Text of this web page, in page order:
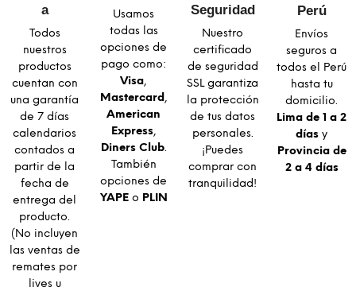
a​
Todos
nuestros
productos
cuentan con
una garantía
de 7 días
calendarios
contados a
partir de la
fecha de
entrega del
producto.
(No incluyen
las ventas de
remates por
lives u
Usamos
todas las
opciones de
pago como:
Visa,
Mastercard ,
American
Express,
Diners Club.
También
opciones de
YAPEo PLIN
Seguridad​
Nuestro
certificado
de seguridad
SSL garantiza
la protección
de tus datos
personales.
¡Puedes
comprar con
tranquilidad!
Perú
Envíos
seguros a
todos el Perú
hasta tu
domicilio.
Lima de 1 a 2
días y
Provincia de
2 a 4 días